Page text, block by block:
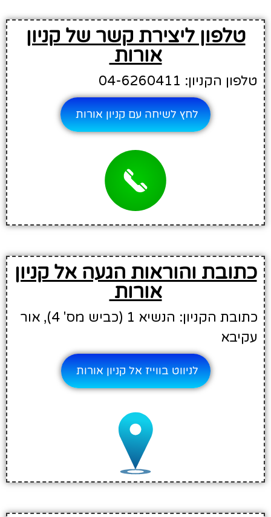
טלפון ליצירת קשר של קניון
אורות
טלפון הקניון: 04-6260411
לחץ לשיחה עם קניון אורות
כתובת והוראות הגעה אל קניון
אורות
כתובת הקניון: הנשיא 1 (כביש מס' 4), אור
עקיבא
לניווט בווייז אל קניון אורות